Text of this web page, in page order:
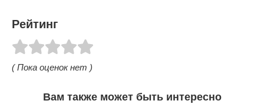
Рейтинг
( Пока оценок нет )
Вам также может быть интересно